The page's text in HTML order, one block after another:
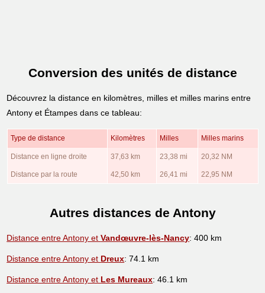
Conversion des unités de distance
Découvrez la distance en kilomètres, milles et milles marins entre
Antony et Étampes dans ce tableau:
Type de distance Kilomètres Milles Milles marins
Distance en ligne droite 37,63 km 23,38 mi 20,32 NM
Distance par la route 42,50 km 26,41 mi 22,95 NM
Autres distances de Antony
Distance entre Antony etVandœuvre-lès-Nancy: 400 km
Distance entre Antony et Dreux: 74.1 km
Distance entre Antony et Les Mureaux: 46.1 km